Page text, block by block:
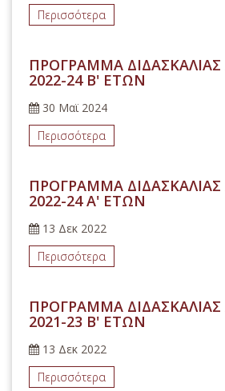
Περισσότερα
ΠΡΟΓΡΑΜΜΑ ΔΙΔΑΣΚΑΛΙΑΣ
2022-24 Β' ΕΤΩΝ
30 Μαϊ 2024
Περισσότερα
ΠΡΟΓΡΑΜΜΑ ΔΙΔΑΣΚΑΛΙΑΣ
2022-24 Α' ΕΤΩΝ
13 Δεκ 2022
Περισσότερα
ΠΡΟΓΡΑΜΜΑ ΔΙΔΑΣΚΑΛΙΑΣ
2021-23 Β' ΕΤΩΝ
13 Δεκ 2022
Περισσότερα